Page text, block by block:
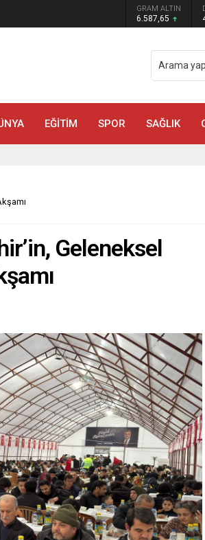
neden İçeride? GRAM ALTIN
6.587,65
EĞİTİM SPOR SAĞLIK
Geleneksel